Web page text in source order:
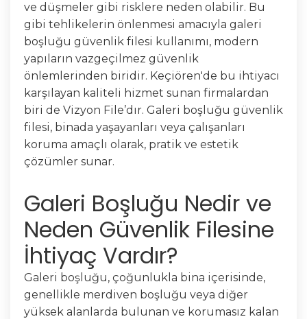
ve düşmeler gibi risklere neden olabilir. Bu
gibi tehlikelerin önlenmesi amacıyla galeri
boşluğu güvenlik filesi kullanımı, modern
yapıların vazgeçilmez güvenlik
önlemlerinden biridir. Keçiören'de bu ihtiyacı
karşılayan kaliteli hizmet sunan firmalardan
biri de Vizyon File’dır. Galeri boşluğu güvenlik
filesi, binada yaşayanları veya çalışanları
koruma amaçlı olarak, pratik ve estetik
çözümler sunar.
Galeri Boşluğu Nedir ve
Neden Güvenlik Filesine
İhtiyaç Vardır?
Galeri boşluğu, çoğunlukla bina içerisinde,
genellikle merdiven boşluğu veya diğer
yüksek alanlarda bulunan ve korumasız kalan